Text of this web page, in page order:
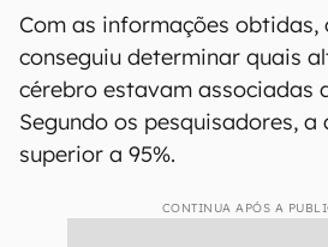
Com as informações obtidas,
conseguiu determinar quais
cérebro estavam associadas
Segundo os pesquisadores,
superior a 95%.
CONTINUA APÓS A